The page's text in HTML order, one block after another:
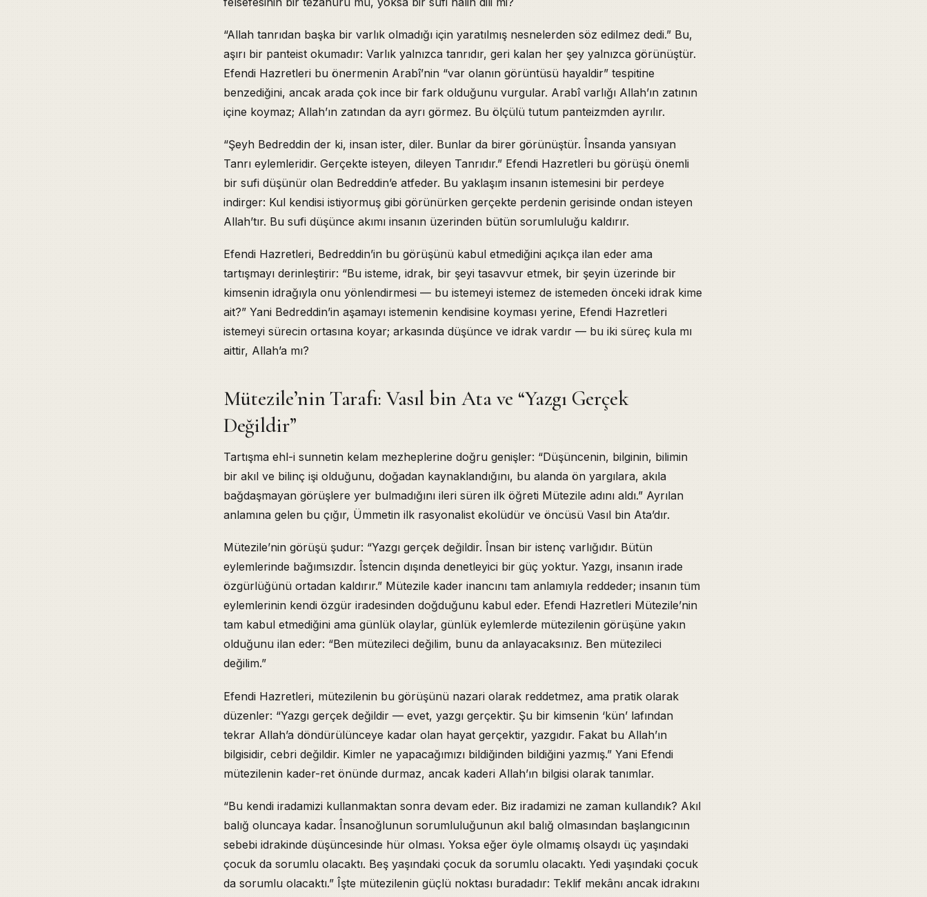
“Allah tanrıdan başka bir varlık olmadığı için yaratılmış nesnelerden söz edilmez dedi.” Bu,
aşırı bir panteist okumadır: Varlık yalnızca tanrıdır, geri kalan her şey yalnızca görünüştür.
Efendi Hazretleri bu önermenin Arabî’nin “var olanın görüntüsü hayaldir” tespitine
benzediğini, ancak arada çok ince bir fark olduğunu vurgular. Arabî varlığı Allah’ın zatının
içine koymaz; Allah’ın zatından da ayrı görmez. Bu ölçülü tutum panteizmden ayrılır.
“Şeyh Bedreddin der ki, insan ister, diler. Bunlar da birer görünüştür. Însanda yansıyan
Tanrı eylemleridir. Gerçekte isteyen, dileyen Tanrıdır.” Efendi Hazretleri bu görüşü önemli
bir sufi düşünür olan Bedreddin’e atfeder. Bu yaklaşım insanın istemesini bir perdeye
indirger: Kul kendisi istiyormuş gibi görünürken gerçekte perdenin gerisinde ondan isteyen
Allah’tır. Bu sufi düşünce akımı insanın üzerinden bütün sorumluluğu kaldırır.
Efendi Hazretleri, Bedreddin’in bu görüşünü kabul etmediğini açıkça ilan eder ama
tartışmayı derinleştirir: “Bu isteme, idrak, bir şeyi tasavvur etmek, bir şeyin üzerinde bir
kimsenin idrağıyla onu yönlendirmesi — bu istemeyi istemez de istemeden önceki idrak kime
ait?” Yani Bedreddin’in aşamayı istemenin kendisine koyması yerine, Efendi Hazretleri
istemeyi sürecin ortasına koyar; arkasında düşünce ve idrak vardır — bu iki süreç kula mı
aittir, Allah’a mı?
Mütezile’nin Tarafı: Vasıl bin Ata ve “Yazgı Gerçek
Değildir”
Tartışma ehl-i sunnetin kelam mezheplerine doğru genişler: “Düşüncenin, bilginin, bilimin
bir akıl ve bilinç işi olduğunu, doğadan kaynaklandığını, bu alanda ön yargılara, akıla
bağdaşmayan görüşlere yer bulmadığını ileri süren ilk öğreti Mütezile adını aldı.” Ayrılan
anlamına gelen bu çığır, Ümmetin ilk rasyonalist ekolüdür ve öncüsü Vasıl bin Ata’dır.
Mütezile’nin görüşü şudur: “Yazgı gerçek değildir. Însan bir istenç varlığıdır. Bütün
eylemlerinde bağımsızdır. Îstencin dışında denetleyici bir güç yoktur. Yazgı, insanın irade
özgürlüğünü ortadan kaldırır.” Mütezile kader inancını tam anlamıyla reddeder; insanın tüm
eylemlerinin kendi özgür iradesinden doğduğunu kabul eder. Efendi Hazretleri Mütezile’nin
tam kabul etmediğini ama günlük olaylar, günlük eylemlerde mütezilenin görüşüne yakın
olduğunu ilan eder: “Ben mütezileci değilim, bunu da anlayacaksınız. Ben mütezileci
değilim.”
Efendi Hazretleri, mütezilenin bu görüşünü nazari olarak reddetmez, ama pratik olarak
düzenler: “Yazgı gerçek değildir — evet, yazgı gerçektir. Şu bir kimsenin ‘kün’ lafından
tekrar Allah’a döndürülünceye kadar olan hayat gerçektir, yazgıdır. Fakat bu Allah’ın
bilgisidir, cebri değildir. Kimler ne yapacağımızı bildiğinden bildiğini yazmış.” Yani Efendi
mütezilenin kader-ret önünde durmaz, ancak kaderi Allah’ın bilgisi olarak tanımlar.
“Bu kendi iradamizi kullanmaktan sonra devam eder. Biz iradamizi ne zaman kullandık? Akıl
balığ oluncaya kadar. Însanoğlunun sorumluluğunun akıl balığ olmasından başlangıcının
sebebi idrakinde düşüncesinde hür olması. Yoksa eğer öyle olmamış olsaydı üç yaşındaki
çocuk da sorumlu olacaktı. Beş yaşındaki çocuk da sorumlu olacaktı. Yedi yaşındaki çocuk
da sorumlu olacaktı.” Îşte mütezilenin güçlü noktası buradadır: Teklif mekânı ancak idrakını